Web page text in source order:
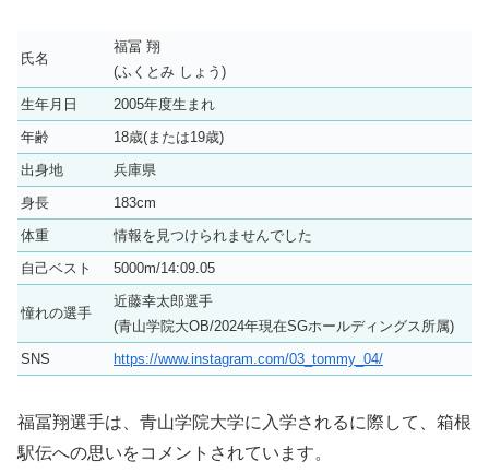
氏名
福冨 翔
(ふくとみ しょう)
生年月日
2005年度生まれ
年齢
18歳(または19歳)
出身地
兵庫県
身長
183cm
体重
情報を見つけられませんでした
自己ベスト
5000m/14:09.05
憧れの選手
近藤幸太郎選手
(青山学院大OB/2024年現在SGホールディングス所属)
SNS
https://www.instagram.com/03_tommy_04/
福冨翔選手は、青山学院大学に入学されるに際して、箱根
駅伝への思いをコメントされています。